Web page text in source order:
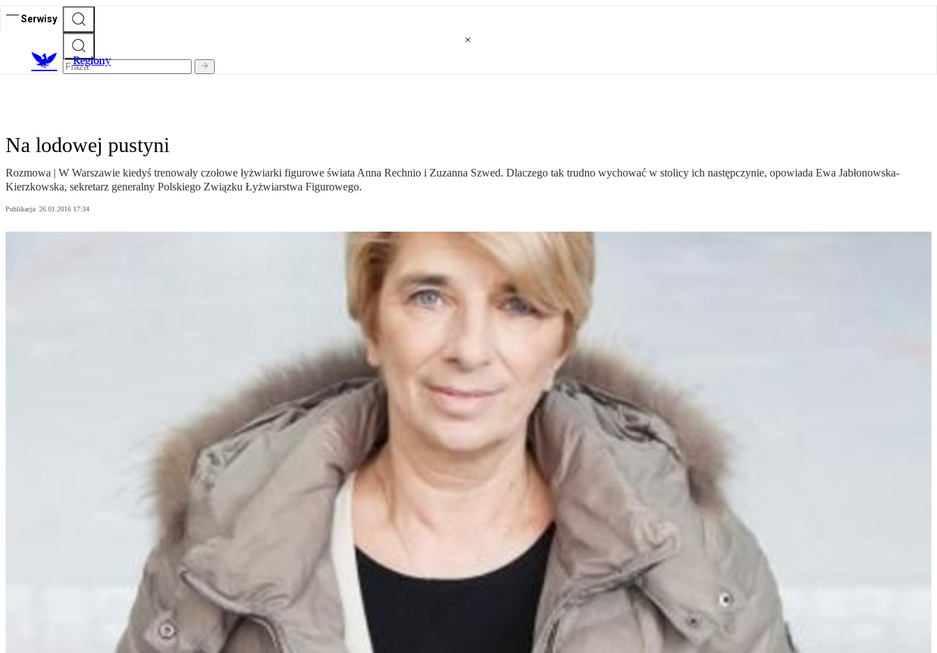
Serwisy
Regiony
Na lodowej pustyni
Rozmowa | W Warszawie kiedyś trenowały czołowe łyżwiarki figurowe świata Anna Rechnio i Zuzanna Szwed. Dlaczego tak trudno wychować w stolicy ich następczynie, opowiada Ewa Jabłonowska-
Kierzkowska, sekretarz generalny Polskiego Związku Łyżwiarstwa Figurowego.
Publikacja: 26.01.2016 17:34